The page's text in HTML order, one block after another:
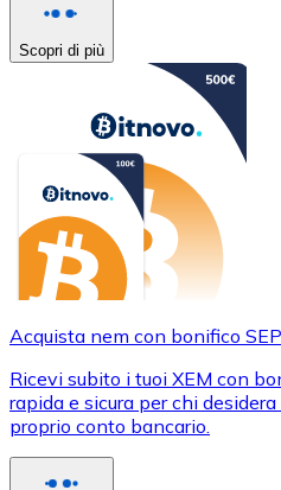
Scopri di più
Acquista nem con bonifico
Ricevi subito i tuoi XEM con
rapida e sicura per chi
proprio conto bancario.